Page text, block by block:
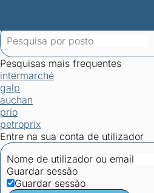
Pesquisas mais frequentes
intermarché
galp
auchan
prio
petroprix
Entre na sua conta de utilizador
Nome de utilizador ou email
Guardar sessão
Guardar sessão